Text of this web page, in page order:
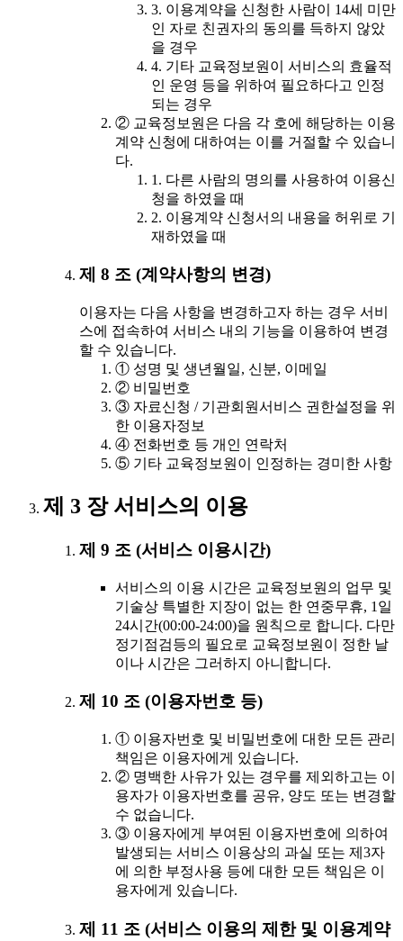
3. 이용계약을 신청한 사람이 14세 미만
인 자로 친권자의 동의를 득하지 않았
을 경우
4. 기타 교육정보원이 서비스의 효율적
인 운영 등을 위하여 필요하다고 인정
되는 경우
② 교육정보원은 다음 각 호에 해당하는 이용
계약 신청에 대하여는 이를 거절할 수 있습니
다.
1. 다른 사람의 명의를 사용하여 이용신
청을 하였을 때
2. 이용계약 신청서의 내용을 허위로 기
재하였을 때
제 8 조 (계약사항의 변경)
이용자는 다음 사항을 변경하고자 하는 경우 서비
스에 접속하여 서비스 내의 기능을 이용하여 변경
할 수 있습니다.
① 성명 및 생년월일, 신분, 이메일
② 비밀번호
③ 자료신청 / 기관회원서비스 권한설정을 위
한 이용자정보
④ 전화번호 등 개인 연락처
⑤ 기타 교육정보원이 인정하는 경미한 사항
제 3 장 서비스의 이용
제 9 조 (서비스 이용시간)
서비스의 이용 시간은 교육정보원의 업무 및
기술상 특별한 지장이 없는 한 연중무휴, 1일
24시간(00:00-24:00)을 원칙으로 합니다. 다만
정기점검등의 필요로 교육정보원이 정한 날
이나 시간은 그러하지 아니합니다.
제 10 조 (이용자번호 등)
① 이용자번호 및 비밀번호에 대한 모든 관리
책임은 이용자에게 있습니다.
② 명백한 사유가 있는 경우를 제외하고는 이
용자가 이용자번호를 공유, 양도 또는 변경할
수 없습니다.
③ 이용자에게 부여된 이용자번호에 의하여
발생되는 서비스 이용상의 과실 또는 제3자
에 의한 부정사용 등에 대한 모든 책임은 이
용자에게 있습니다.
제 11 조 (서비스 이용의 제한 및 이용계약